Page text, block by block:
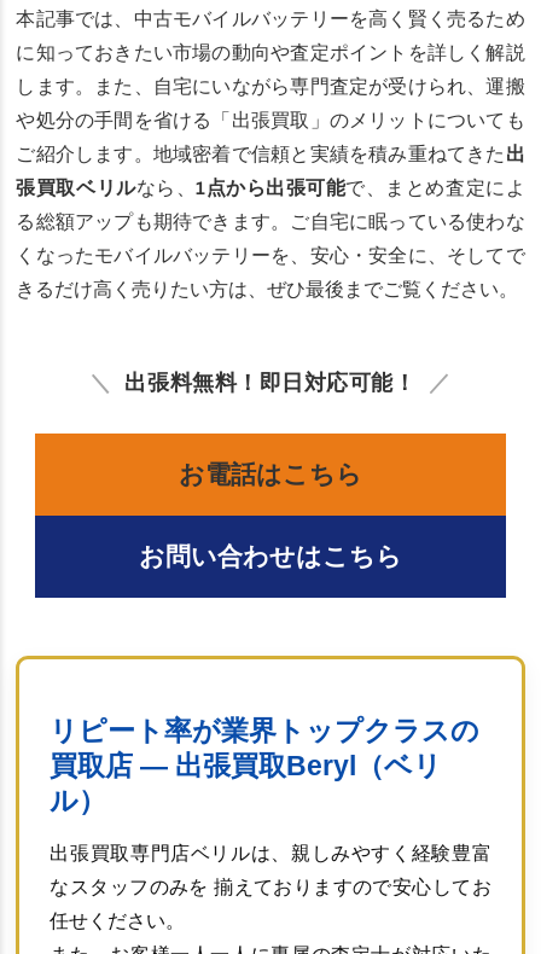
本記事では、中古モバイルバッテリーを高く賢く売るため
に知っておきたい市場の動向や査定ポイントを詳しく解説
します。また、自宅にいながら専門査定が受けられ、運搬
や処分の手間を省ける「出張買取」のメリットについても
ご紹介します。地域密着で信頼と実績を積み重ねてきた 出
張買取ベリルなら、1点から出張可能で、まとめ査定によ
る総額アップも期待できます。ご自宅に眠っている使わな
くなったモバイルバッテリーを、安心・安全に、そしてで
きるだけ高く売りたい方は、ぜひ最後までご覧ください。
出張料無料！即日対応可能！
お電話はこちら
お問い合わせはこちら
リピート率が業界トップクラスの
買取店 ― 出張買取Beryl（ベリ
ル）
出張買取専門店ベリルは、親しみやすく経験豊富
なスタッフのみを 揃えておりますので安心してお
任せください。